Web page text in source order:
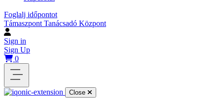
Foglalj időpontot
Támaszpont Tanácsadó Központ
Sign in
Sign Up
0
Close